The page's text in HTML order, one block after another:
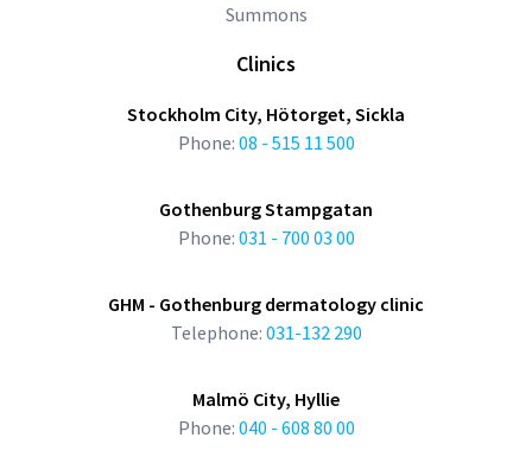
Summons
Clinics
Stockholm City, Hötorget, Sickla
Phone: 08 - 515 11 500
Gothenburg Stampgatan
Phone: 031 - 700 03 00
GHM - Gothenburg dermatology clinic
Telephone: 031-132 290
Malmö City, Hyllie
Phone: 040 - 608 80 00